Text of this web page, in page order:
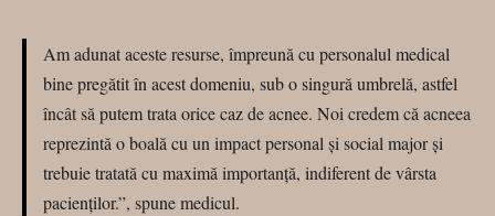
Am adunat aceste resurse, împreună cu personalul medical
bine pregătit în acest domeniu, sub o singură umbrelă, astfel
încât să putem trata orice caz de acnee. Noi credem că acneea
reprezintă o boală cu un impact personal și social major și
trebuie tratată cu maximă importanță, indiferent de vârsta
pacienților.”, spune medicul.